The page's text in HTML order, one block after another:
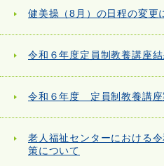
健美操（8月）の日程の変更
令和６年度定員制教養講座
令和６年度 定員制教養講座
老人福祉センターにおける
策について